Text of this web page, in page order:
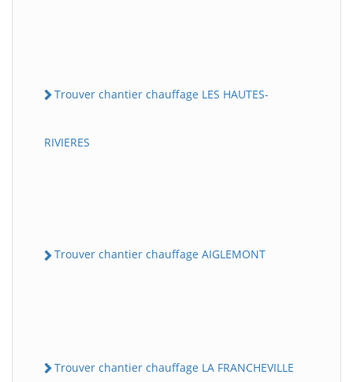
Trouver chantier chauffage LES HAUTES-
RIVIERES
Trouver chantier chauffage AIGLEMONT
Trouver chantier chauffage LA FRANCHEVILLE